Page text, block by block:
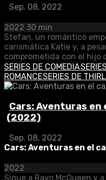
Sep. 08, 2022
2022 30 min
Stefan, un romántico
carismática Katie y, a
comprometida con el hijo
SERIES DE COMEDIA
ROMANCESERIES DE
Cars: Aventuras en
(2022)
Sep. 08, 2022
Cars: Aventuras en el
2022
Sigue a Rayo McQueen y